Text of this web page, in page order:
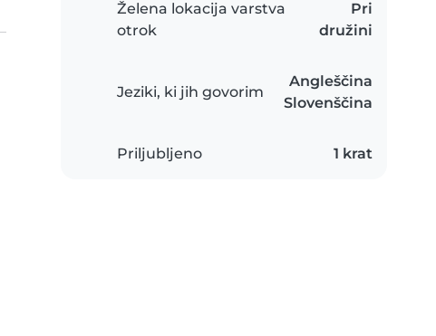
Želena lokacija varstva
otrok
Pri
družini
Jeziki, ki jih govorim
Angleščina
Slovenščina
Priljubljeno 1 krat